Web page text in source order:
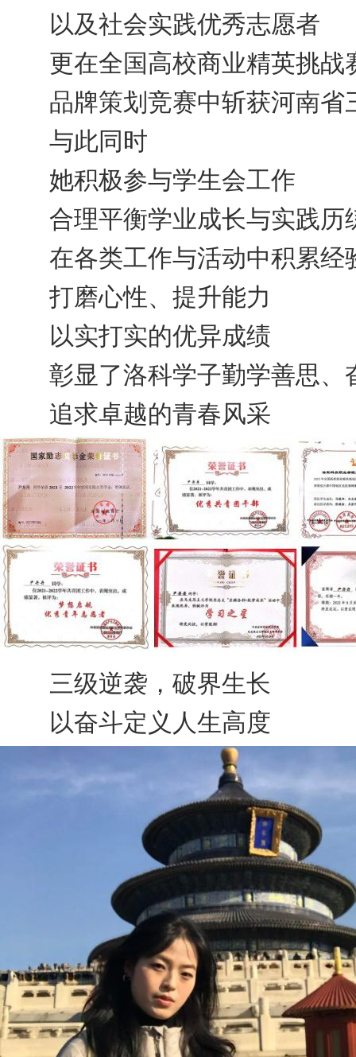
以及社会实践优秀志愿者
更在全国高校商业精英挑战
品牌策划竞赛中斩获河南省
与此同时
她积极参与学生会工作
合理平衡学业成长与实践历
在各类工作与活动中积累经
打磨心性、提升能力
以实打实的优异成绩
彰显了洛科学子勤学善思、
追求卓越的青春风采
三级逆袭，破界生长
以奋斗定义人生高度